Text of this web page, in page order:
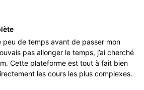
peu de temps avant de passer mon
pas allonger le temps, j’ai cherché
Cette plateforme est tout à fait bien
les cours les plus complexes.